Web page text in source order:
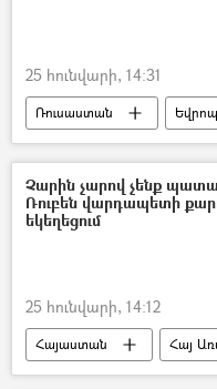
25 հունվարի, 14:31
Ռուսաստան
Դմիտրի Պեսկով
Դոնալդ Թրամփ
Չարին չարով չենք
Ռուբեն վարդապետի
եկեղեցում
25 հունվարի, 14:12
Հայաստան
Հայ
Մասյացոտնի թեմ